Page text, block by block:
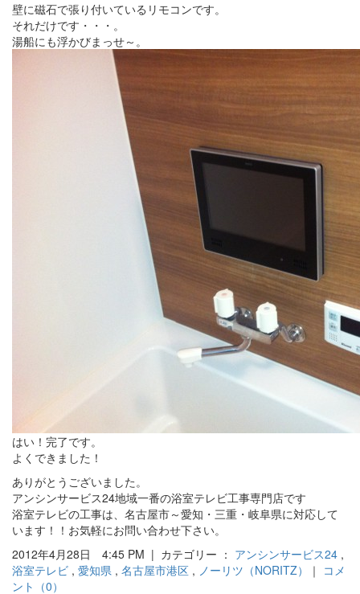
壁に磁石で張り付いているリモコンです。
それだけです・・・。
湯船にも浮かびまっせ～。
はい！完了です。
よくできました！
ありがとうございました。
アンシンサービス24地域一番の浴室テレビ工事専門店です
浴室テレビの工事は、名古屋市～愛知・三重・岐阜県に対応して
います！！お気軽にお問い合わせ下さい。
2012年4月28日 4:45 PM | カテゴリー ： アンシンサービス24 ,
浴室テレビ , 愛知県 , 名古屋市港区 , ノーリツ（NORITZ） ｜ コメ
ント（0）